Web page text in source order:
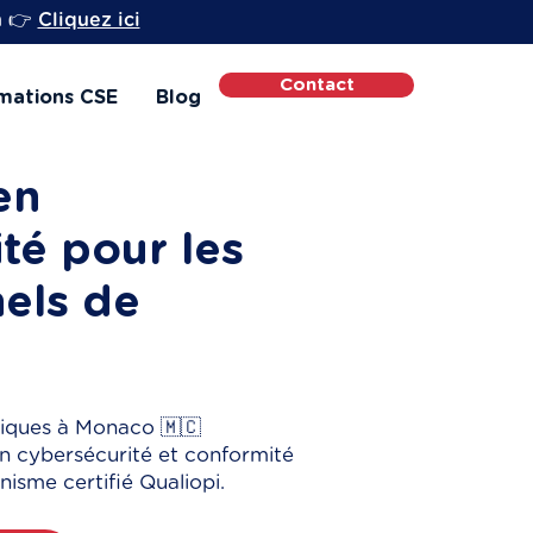
👉 Cliquez ici
CSE Blog
Contact
pour les
de
à Monaco 🇲🇨
cybersécurité et conformité
certifié Qualiopi.